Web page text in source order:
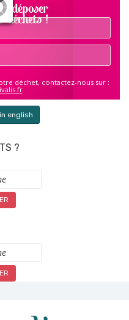
déchet, contactez-nous sur :
english
?